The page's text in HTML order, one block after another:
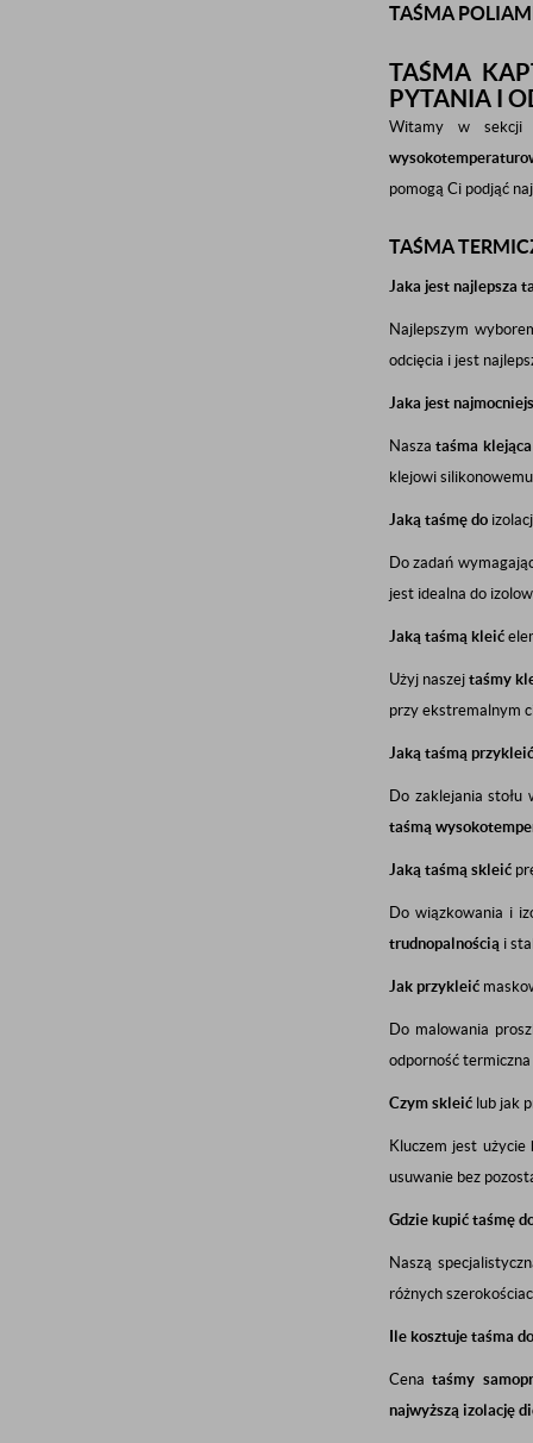
TAŚMA
TAŚMA
PYTANIA I
Witamy w sekcji
pomogą Ci podjąć
TAŚMA
Jaka jest najlepsza
Najlepszym
odcięcia i jest
Jaka jest
Naszataśma
klejowi
Jaką taśmę do
Do zadań
jest idealna do
Jaką taśmą kleić
Użyj naszejtaśmy
przy ekstremalnym
Jaką taśmą
Do zaklejania
taśmą
Jaką taśmą skleić
Do wiązkowania i
trudnopalnością i
Jak przykleić
Do malowania
odporność
Czym skleićlub jak
Kluczem jest użycie
usuwanie bez
Gdzie kupić taśmę
Naszą
różnych
Ile kosztuje taśma do
Cenataśmy
najwyższą izolację